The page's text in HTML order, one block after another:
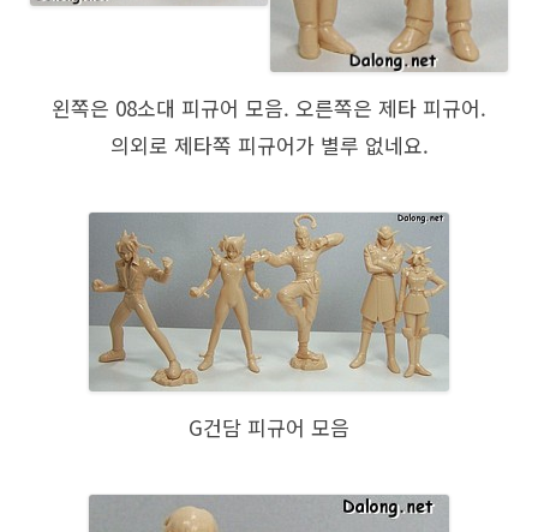
왼쪽은 08소대 피규어 모음. 오른쪽은 제타 피규어.
의외로 제타쪽 피규어가 별루 없네요.
G건담 피규어 모음